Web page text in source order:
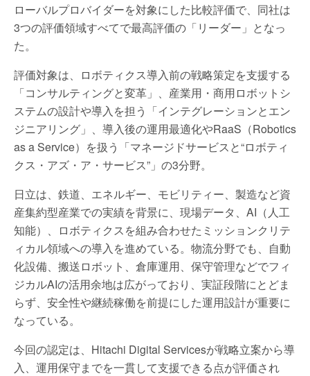
ローバルプロバイダーを対象にした比較評価で、同社は
3つの評価領域すべてで最高評価の「リーダー」となっ
た。
評価対象は、ロボティクス導入前の戦略策定を支援する
「コンサルティングと変革」、産業用・商用ロボットシ
ステムの設計や導入を担う「インテグレーションとエン
ジニアリング」、導入後の運用最適化やRaaS（Robotics
as a Service）を扱う「マネージドサービスと“ロボティ
クス・アズ・ア・サービス”」の3分野。
日立は、鉄道、エネルギー、モビリティー、製造など資
産集約型産業での実績を背景に、現場データ、AI（人工
知能）、ロボティクスを組み合わせたミッションクリテ
ィカル領域への導入を進めている。物流分野でも、自動
化設備、搬送ロボット、倉庫運用、保守管理などでフィ
ジカルAIの活用余地は広がっており、実証段階にとどま
らず、安全性や継続稼働を前提にした運用設計が重要に
なっている。
今回の認定は、Hitachi Digital Servicesが戦略立案から導
入、運用保守までを一貫して支援できる点が評価され